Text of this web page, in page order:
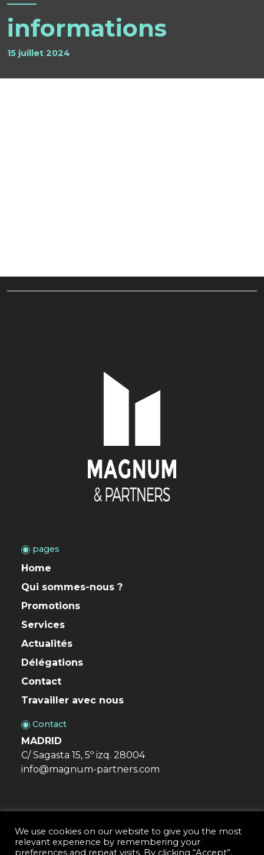
informations
15 juillet 2024
pages
Home
Qui sommes-nous ?
Promotions
Services
Actualités
Délégations
Contact
Travailler avec nous
Contact
MADRID
C/ Sagasta 15, 5º izq. 28004
info@magnum-partners.com
Magnum & Partners · Conseiller immobilier © 2026
We use cookies on our website to give you the most
relevant experience by remembering your
preferences and repeat visits. By clicking “Accept”,